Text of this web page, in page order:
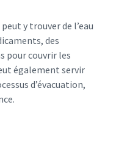
y trouver de l’eau
des
pour couvrir les
également servir
d’évacuation,